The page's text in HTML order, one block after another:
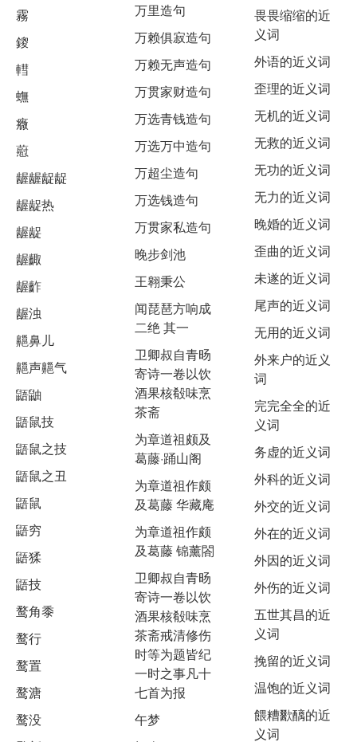
霧
鎫
轊
蟱
癓
藯
龌龌龊龊
龌龊热
龌龊
龌齱
龌齚
龌浊
齆鼻儿
齆声齆气
鼯鼬
鼯鼠技
鼯鼠之技
鼯鼠之丑
鼯鼠
鼯穷
鼯猱
鼯技
鹜角黍
鹜行
鹜置
鹜溏
鹜没
万里造句
万赖俱寂造句
万赖无声造句
万贯家财造句
万选青钱造句
万选万中造句
万超尘造句
万选钱造句
万贯家私造句
晚步剑池
王翱秉公
闻琵琶方响成
二绝 其一
卫卿叔自青旸
寄诗一卷以饮
酒果核殽味烹
茶斋
为章道祖颇及
葛藤·踊山阁
为章道祖作颇
及葛藤 华藏庵
为章道祖作颇
及葛藤 锦薰閤
卫卿叔自青旸
寄诗一卷以饮
酒果核殽味烹
茶斋戒清修伤
时等为题皆纪
一时之事凡十
七首为报
午梦
畏畏缩缩的近
义词
外语的近义词
歪理的近义词
无机的近义词
无救的近义词
无功的近义词
无力的近义词
晚婚的近义词
歪曲的近义词
未遂的近义词
尾声的近义词
无用的近义词
外来户的近义
词
完完全全的近
义词
务虚的近义词
外科的近义词
外交的近义词
外在的近义词
外因的近义词
外伤的近义词
五世其昌的近
义词
挽留的近义词
温饱的近义词
餵糟歠醨的近
义词